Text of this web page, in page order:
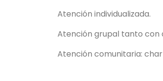
Atención individualizada.
Atención grupal tanto con
Atención comunitaria: